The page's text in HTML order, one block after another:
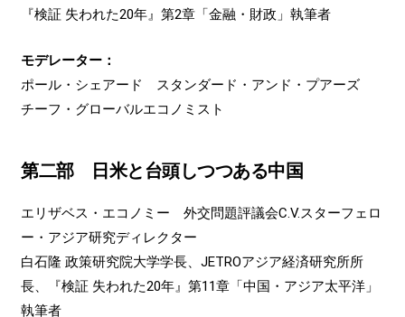
『検証 失われた20年』第2章「金融・財政」執筆者
モデレーター：
ポール・シェアード スタンダード・アンド・プアーズ
チーフ・グローバルエコノミスト
第二部 日米と台頭しつつある中国
エリザベス・エコノミー 外交問題評議会C.V.スターフェロ
ー・アジア研究ディレクター
白石隆 政策研究院大学学長、JETROアジア経済研究所所
長、『検証 失われた20年』第11章「中国・アジア太平洋」
執筆者